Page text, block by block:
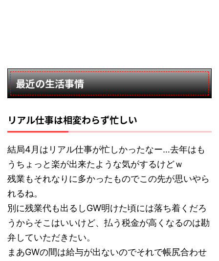
最近の生活事情
リアル仕事は相変わらず忙しい
結局4月はリアル仕事が忙しかったなー…去年はも
うちょっと楽が出来たような気がするけどｗ
残業もそれなりに多かったものでこの先が思いやら
れるね。
別に残業代も出るしGW明けた頃には落ち着くだろ
うからそこはいいけど、払う税金が高くなるのは勘
弁していただきたい。
まあGWの間は給与が出ないのでそれで帳尻合わせ